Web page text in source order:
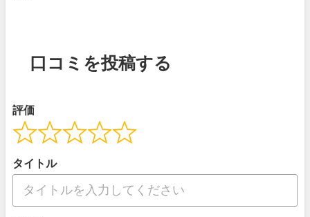
口コミを投稿する
評価
タイトル